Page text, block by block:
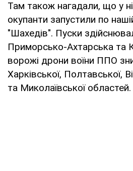
Там також нагадали, що у
окупанти запустили по
"Шахедів". Пуски
Приморсько-Ахтарська та
ворожі дрони воїни ППО
Харківської, Полтавської,
та Миколаївської областей.